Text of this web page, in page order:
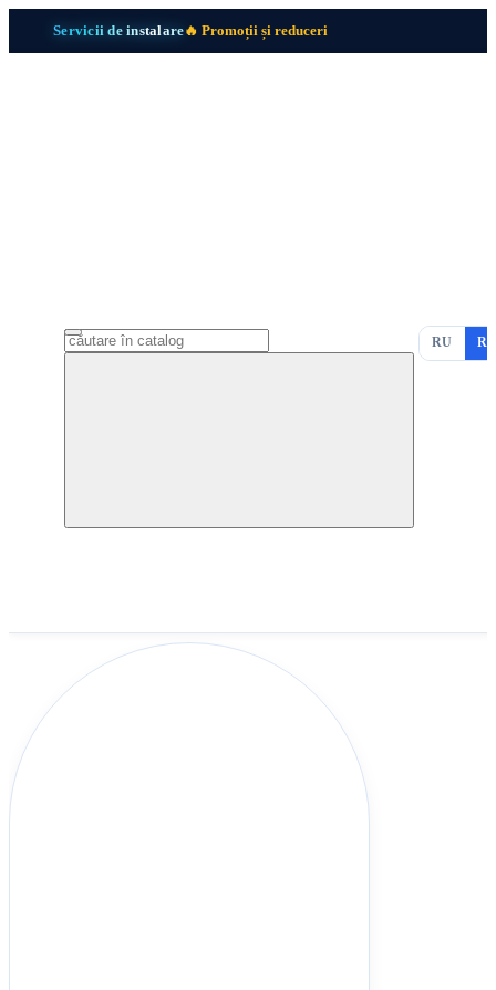
Servicii de instalare🔥 Promoții și reduceri
RU